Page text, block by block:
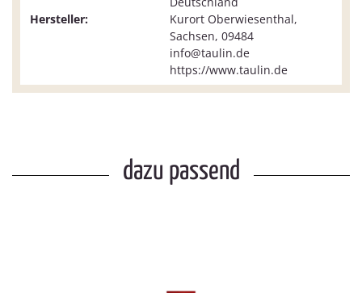
Hersteller:
Kurort Oberwiesenthal,
Sachsen, 09484
info@taulin.de
https://www.taulin.de
dazu passend